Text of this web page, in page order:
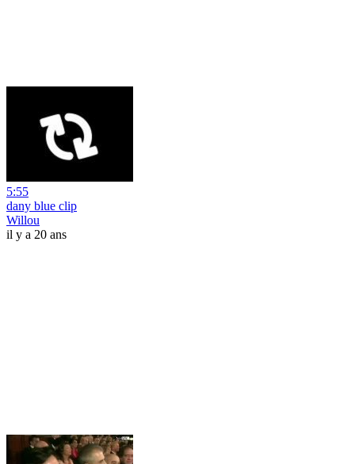
5:55
dany blue clip
Willou
il y a 20 ans